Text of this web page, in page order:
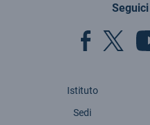
Istituto
Sedi